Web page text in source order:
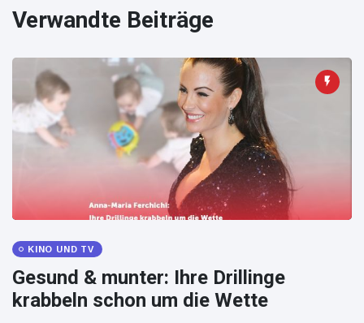
Nachrichten
"Das alte
England":
Fans
frustriert
nach WM-
Aus
16 Juli
Aufrufe
Sorge um
Jungstorch
glückliche
Wendung
Finale:
Rauch-
Warnung
und Hitze
16 Juli
38
Aufrufe
Verwandte Beiträge
KINO UND TV
Gesund & munter: Ihre Drillinge
krabbeln schon um die Wette